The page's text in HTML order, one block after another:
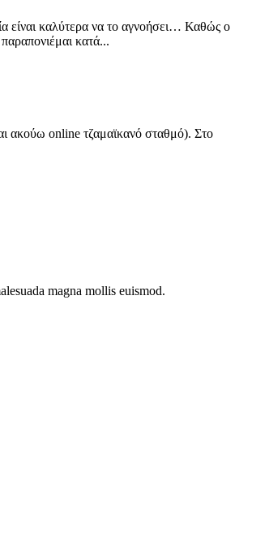
είναι καλύτερα να το αγνοήσει… Καθώς ο
κατά...
ακούω online τζαμαϊκανό σταθμό). Στο
magna mollis euismod.